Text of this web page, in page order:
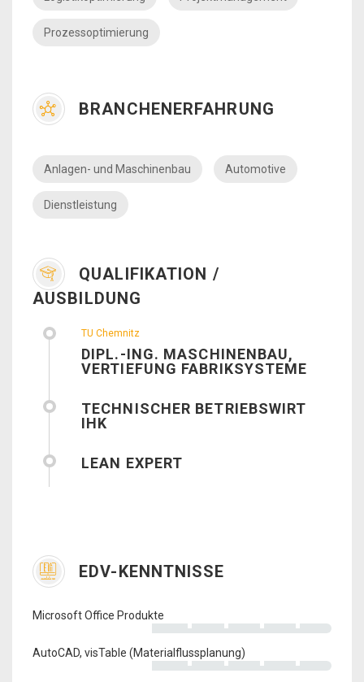
Prozessoptimierung
BRANCHENERFAHRUNG
Anlagen- und Maschinenbau Automotive
Dienstleistung
QUALIFIKATION /
AUSBILDUNG
TU Chemnitz
DIPL.-ING. MASCHINENBAU,
VERTIEFUNG FABRIKSYSTEME
TECHNISCHER BETRIEBSWIRT
IHK
LEAN EXPERT
EDV-KENNTNISSE
Microsoft Office Produkte
AutoCAD, visTable (Materialflussplanung)